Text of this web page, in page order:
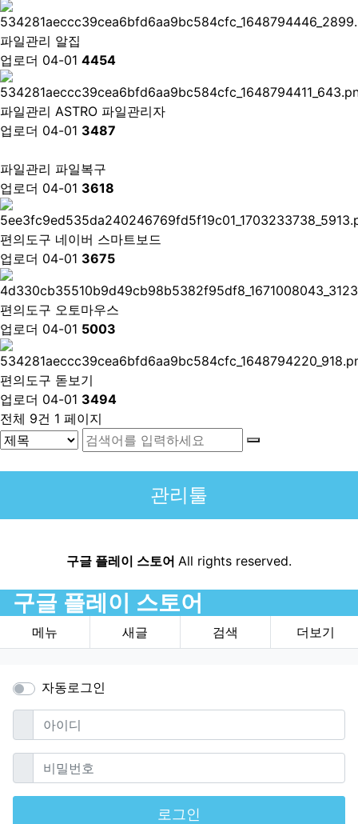
파일관리 알집
업로더 04-01 4454
파일관리 ASTRO 파일관리자
업로더 04-01 3487
파일관리 파일복구
업로더 04-01 3618
편의도구 네이버 스마트보드
업로더 04-01 3675
편의도구 오토마우스
업로더 04-01 5003
편의도구 돋보기
업로더 04-01 3494
전체 9건 1 페이지
관리툴
구글 플레이 스토어 All rights reserved.
구글 플레이 스토어
메뉴 새글 검색 더보기
자동로그인
아이디필수
비밀번호필수
로그인